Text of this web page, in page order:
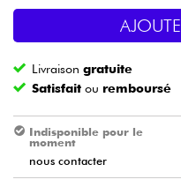
Eclairage
Violons & Quatuor
Livraisongratuite
Satisfait ou remboursé
Indisponible pour le
moment
nous contacter